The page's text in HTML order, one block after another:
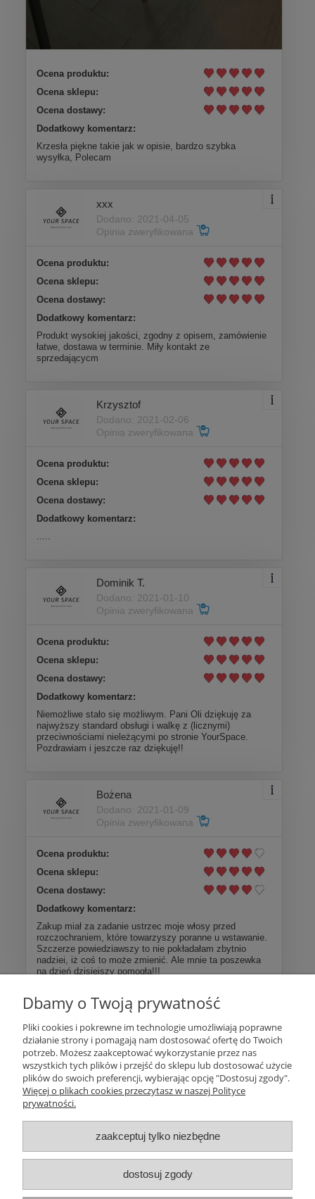
Ocena produktu:
Ocena sklepu:
Ocena dostawy:
Dodatkowy komentarz:
Krzesła piękne takie jak w opisie, bardzo szybka
wysyłka, Polecam
xxx
Dodano: 2021-04-05
Opinia zweryfikowana
Ocena produktu:
Ocena sklepu:
Ocena dostawy:
Dodatkowy komentarz:
Produkt wysokiej jakości, zgodny z opisem, zamówienie
łatwe, dostawa w terminie. Miły kontakt ze
sprzedającycm
Krzysztof
Dodano: 2021-02-06
Opinia zweryfikowana
Ocena produktu:
Ocena sklepu:
Ocena dostawy:
Dodatkowy komentarz:
Dominik T.
Dodano: 2021-01-10
Opinia zweryfikowana
Ocena produktu:
Ocena sklepu:
Ocena dostawy:
Dodatkowy komentarz:
Niemożliwe stało się możliwym. Pani Oli dziękuję za
najwyższy standard obsługi i walkę z (licznymi)
przeciwnościami nieleżącymi po stronie YourSpace.
Pozdrawiam i jeszcze raz dziękuję!!
Bożena
Dodano: 2021-01-09
Opinia zweryfikowana
Ocena produktu:
Ocena sklepu:
Ocena dostawy:
Dodatkowy komentarz:
Zakup miał za zadanie ustrzec moje włosy przed
rozczochraniem, które towarzyszy poranne u wstawanie.
Szczerze powiedziawszy to nie pokładałam zbytnio
nadziei, iż coś to może zmienić. Ale mnie ta poszewka
na dzień dzisiejszy pomogła!!!
Więcej opinii
Pomoc
Moje konto
Płatności i dostawa
Informacje
O nas
Dbamy o Twoją prywatność
Pliki cookies i pokrewne im technologie umożliwiają poprawne
działanie strony i pomagają nam dostosować ofertę do Twoich
potrzeb. Możesz zaakceptować wykorzystanie przez nas
wszystkich tych plików i przejść do sklepu lub dostosować użycie
plików do swoich preferencji, wybierając opcję "Dostosuj zgody".
Więcej o plikach cookies przeczytasz w naszej Polityce
prywatności.
zaakceptuj tylko niezbędne
dostosuj zgody